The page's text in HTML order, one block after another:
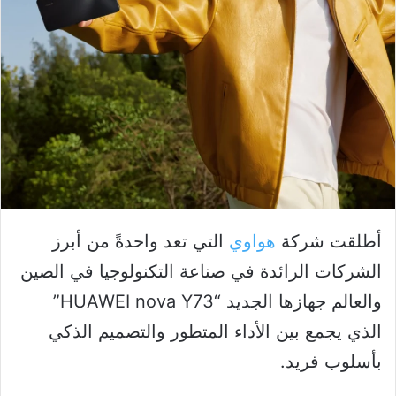
أطلقت شركة هواوي التي تعد واحدةً من أبرز
الشركات الرائدة في صناعة التكنولوجيا في الصين
والعالم جهازها الجديد “HUAWEI nova Y73”
الذي يجمع بين الأداء المتطور والتصميم الذكي
بأسلوب فريد.